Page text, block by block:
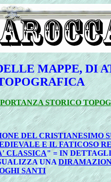
MAPPE, DI
STORICO
DEL CRISTIANESIMO
E IL FATICOSO
CLASSICA" = IN
UNA
SANTI